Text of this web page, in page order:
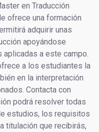
en Traducción
ofrece una formación
adquirir unas
apoyándose
a este campo.
a los estudiantes la
en la interpretación
Contacta con
podrá resolver todas
estudios, los requisitos
titulación que recibirás,